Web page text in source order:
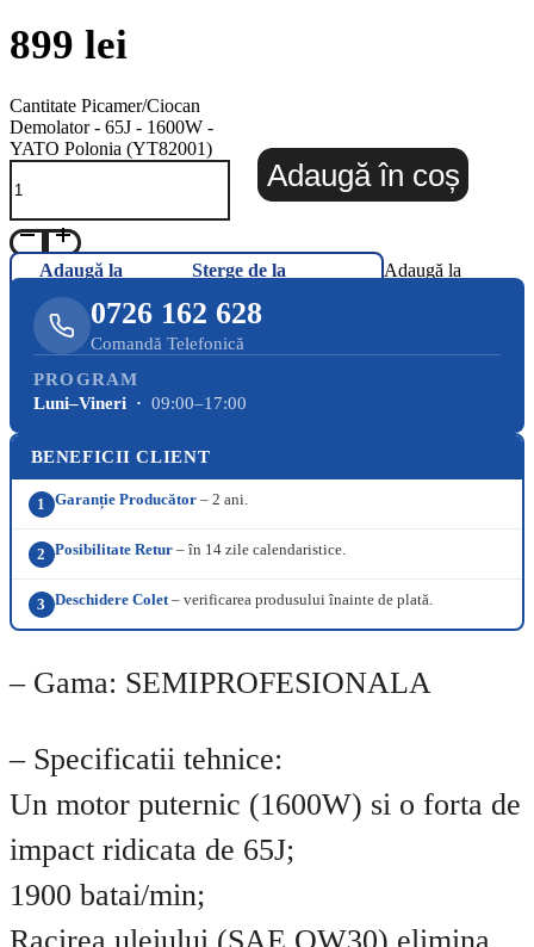
899 lei
Cantitate Picamer/Ciocan
Demolator - 65J - 1600W -
YATO Polonia (YT82001)
Adaugă în coș
Adaugă la
Șterge de la
Adaugă la
0726 162 628
Comandă Telefonică
PROGRAM
Luni–Vineri · 09:00–17:00
BENEFICII CLIENT
1 Garanție Producător– 2 ani.
2 Posibilitate Retur– în 14 zile calendaristice.
3 Deschidere Colet– verificarea produsului înainte de plată.
– Gama: SEMIPROFESIONALA
– Specificatii tehnice:
Un motor puternic (1600W) si o forta de
impact ridicata de 65J;
1900 batai/min;